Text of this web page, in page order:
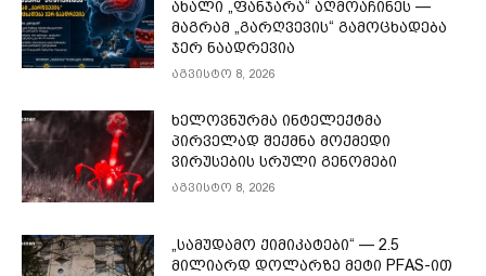
ახალი „ფანჯარა“ აღმოაჩინეს —
მაგრამ „გარღვევის“ გამოცხადება
ჯერ ნაადრევია
აგვისტო 8, 2026
ხელოვნურმა ინტელექტმა
პირველად შექმნა მოქმედი
ვირუსების სრული გენომები
აგვისტო 8, 2026
„სამუდამო ქიმიკატები“ — 2.5
მილიარდ დოლარზე მეტი PFAS-ით